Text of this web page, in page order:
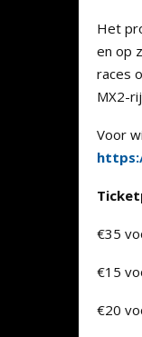
Het
en op
races
MX2-
Voor
€35
€15
€20